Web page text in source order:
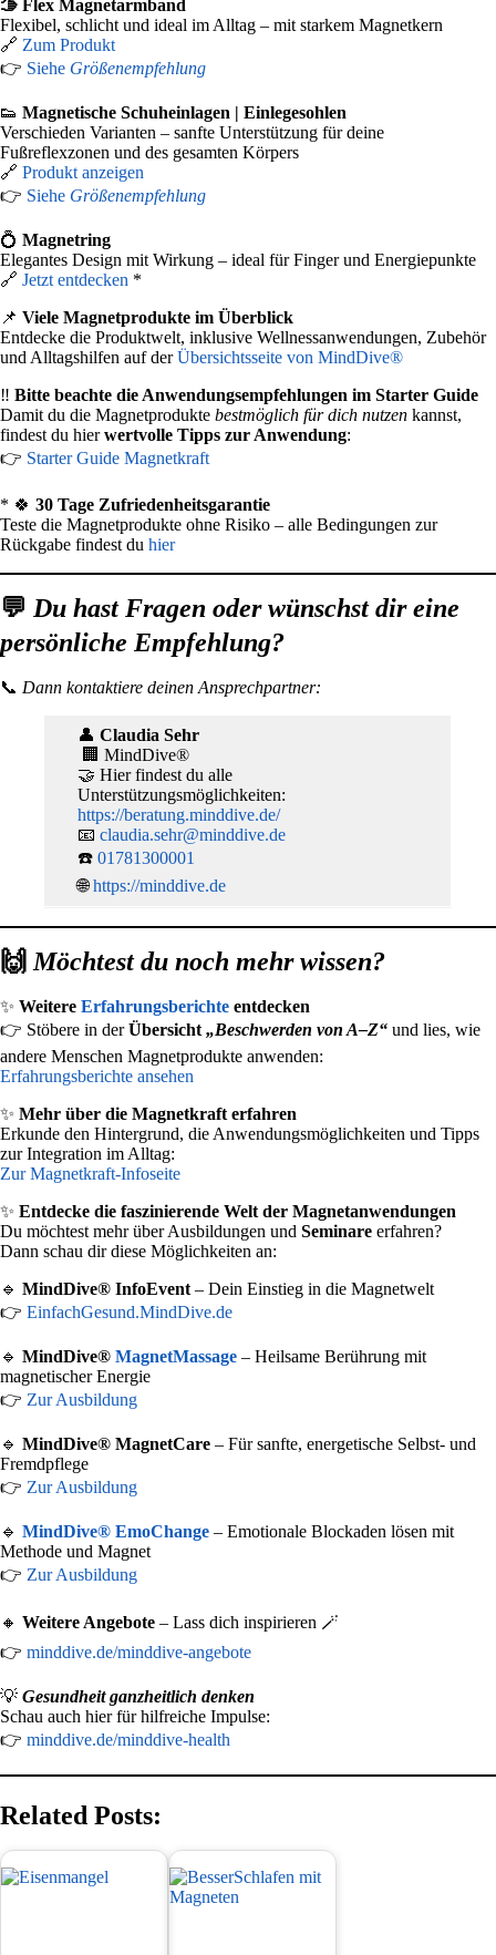
🫱 Flex Magnetarmband
Flexibel, schlicht und ideal im Alltag – mit starkem Magnetkern
🔗 Zum Produkt
👉 Siehe Größenempfehlung
👟 Magnetische Schuheinlagen | Einlegesohlen
Verschieden Varianten – sanfte Unterstützung für deine
Fußreflexzonen und des gesamten Körpers
🔗 Produkt anzeigen
👉 Siehe Größenempfehlung
💍 Magnetring
Elegantes Design mit Wirkung – ideal für Finger und Energiepunkte
🔗 Jetzt entdecken *
📌 Viele Magnetprodukte im Überblick
Entdecke die Produktwelt, inklusive Wellnessanwendungen, Zubehör
und Alltagshilfen auf derÜbersichtsseite von MindDive®
‼️ Bitte beachte die Anwendungsempfehlungen im Starter Guide
Damit du die Magnetprodukte bestmöglich für dich nutzen kannst,
findest du hierwertvolle Tipps zur Anwendung:
👉 Starter Guide Magnetkraft
* 🍀 30 Tage Zufriedenheitsgarantie
Teste die Magnetprodukte ohne Risiko – alle Bedingungen zur
Rückgabe findest du hier
💬 Du hast Fragen oder wünschst dir eine
persönliche Empfehlung?
📞 Dann kontaktiere deinen Ansprechpartner:
👤 Claudia Sehr
🏢 MindDive®
🤝 Hier findest du alle
Unterstützungsmöglichkeiten:
https://beratung.minddive.de/
📧 claudia.sehr@minddive.de
☎️ 01781300001
🌐https://minddive.de
🙌 Möchtest du noch mehr wissen?
✨ Weitere Erfahrungsberichte entdecken
👉 Stöbere in derÜbersicht „Beschwerden von A–Z“ und lies, wie
andere Menschen Magnetprodukte anwenden:
Erfahrungsberichte ansehen
✨ Mehr über die Magnetkraft erfahren
Erkunde den Hintergrund, die Anwendungsmöglichkeiten und Tipps
zur Integration im Alltag:
Zur Magnetkraft-Infoseite
✨ Entdecke die faszinierende Welt der Magnetanwendungen
Du möchtest mehr über Ausbildungen und Seminare erfahren?
Dann schau dir diese Möglichkeiten an:
🔹 MindDive® InfoEvent – Dein Einstieg in die Magnetwelt
👉 EinfachGesund.MindDive.de
🔹 MindDive® MagnetMassage – Heilsame Berührung mit
magnetischer Energie
👉 Zur Ausbildung
🔹 MindDive® MagnetCare – Für sanfte, energetische Selbst- und
Fremdpflege
👉 Zur Ausbildung
🔹 MindDive® EmoChange – Emotionale Blockaden lösen mit
Methode und Magnet
👉 Zur Ausbildung
🔸 Weitere Angebote – Lass dich inspirieren 🪄
👉 minddive.de/minddive-angebote
💡 Gesundheit ganzheitlich denken
Schau auch hier für hilfreiche Impulse:
👉 minddive.de/minddive-health
Related Posts: